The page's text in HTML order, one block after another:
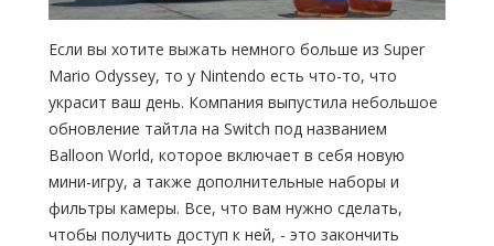
Если вы хотите выжать немного больше из Super
Mario Odyssey, то у Nintendo есть что-то, что
украсит ваш день. Компания выпустила небольшое
обновление тайтла на Switch под названием
Balloon World, которое включает в себя новую
мини-игру, а также дополнительные наборы и
фильтры камеры. Все, что вам нужно сделать,
чтобы получить доступ к ней, - это закончить